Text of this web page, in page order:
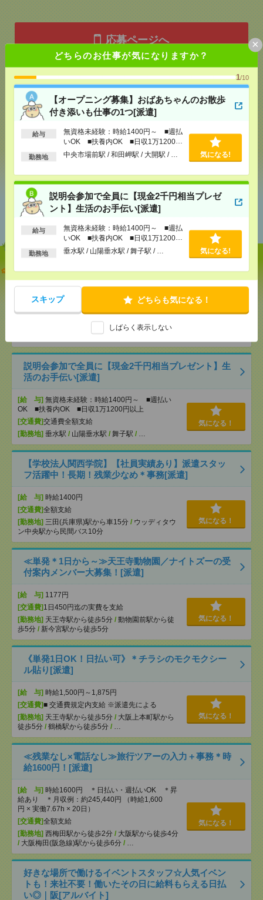
どちらのお仕事が気になりますか？
1/10
【オープニング募集】おばあちゃんのお散歩
付き添いも仕事の1つ[派遣]
給与
無資格未経験：時給1400円～ ■週払
いOK ■扶養内OK ■日収1万1200円
以上
勤務地 中央市場前駅 / 和田岬駅 / 大開駅 / … 気になる!
説明会参加で全員に【現金2千円相当プレゼ
ント】生活のお手伝い[派遣]
給与
無資格未経験：時給1400円～ ■週払
いOK ■扶養内OK ■日収1万1200円
以上
勤務地 垂水駅 / 山陽垂水駅 / 舞子駅 / … 気になる!
スキップ どちらも気になる！
しばらく表示しない
×
応募ページへ
気になる！
シェア ブックマーク
あなたの閲覧履歴からの
いも仕事の1つ[派遣]
[給 与]無資格未経験：時給1400円～ ■週払い
OK ■扶養内OK ■日収1万1200円以上
交通費全額支給
/ 和田岬駅
説明会参加で全員に【現金2千円相当プレゼント】生
活のお手伝い[派遣]
[給 与] 無資格未経験：時給1400円～ ■週払い
OK ■扶養内OK ■日収1万1200円以上
[交通費]交通費全額支給
[勤務地] 垂水駅 / 山陽垂水駅 / 舞子駅 / …
気になる！
【学校法人関西学院】【社員実績あり】派遣スタッ
フ活躍中！長期！残業少なめ＊事務[派遣]
[給 与] 時給1400円
[交通費]全額支給
[勤務地] 三田(兵庫県)駅から車15分 / ウッディタウ
ン中央駅から民間バス10分
気になる！
≪単発＊1日から～≫天王寺動物園／ナイトズーの受
付案内メンバー大募集！[派遣]
[給 与] 1177円
[交通費] 1日450円迄の実費を支給
[勤務地] 天王寺駅から徒歩5分 / 動物園前駅から徒
歩5分 / 新今宮駅から徒歩5分
気になる！
《単発1日OK！日払い可》＊チラシのモクモクシー
ル貼り[派遣]
[給 与] 時給1,500円～1,875円
[交通費]■ 交通費規定内支給 ※派遣先による
[勤務地] 天王寺駅から徒歩5分 / 大阪上本町駅から
徒歩5分 / 鶴橋駅から徒歩5分 / …
気になる！
≪残業なし×電話なし≫旅行ツアーの入力＋事務＊時
給1600円！[派遣]
[給 与] 時給1600円 ＊日払い・週払いOK ＊昇
給あり ＊月収例：約245,440円 （時給1,600
円 × 実働7.67h × 20日）
[交通費]全額支給
[勤務地] 西梅田駅から徒歩2分 / 大阪駅から徒歩4分
/ 大阪梅田(阪急線)駅から徒歩6分 / …
気になる！
好きな場所で働けるイベントスタッフ☆人気イベン
トも！来社不要！働いたその日に給料もらえる日払
い◎｜阪[アルバイト]